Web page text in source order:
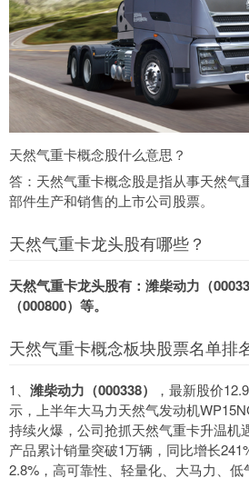
天然气重卡概念股什么意思？
答：天然气重卡概念股是指从事天然气
部件生产和销售的上市公司股票。
天然气重卡龙头股有哪些？
天然气重卡龙头股有：潍柴动力（
（000800）等。
天然气重卡概念板块股票名单排
1、 潍柴动力（000338）
，最新股价
示，上半年大马力天然气发动机
持续火爆，公司抢抓天然气重卡升温机
产品累计销量突破1万辆，同比增长
2.8%，高可靠性、轻量化、大马力、低